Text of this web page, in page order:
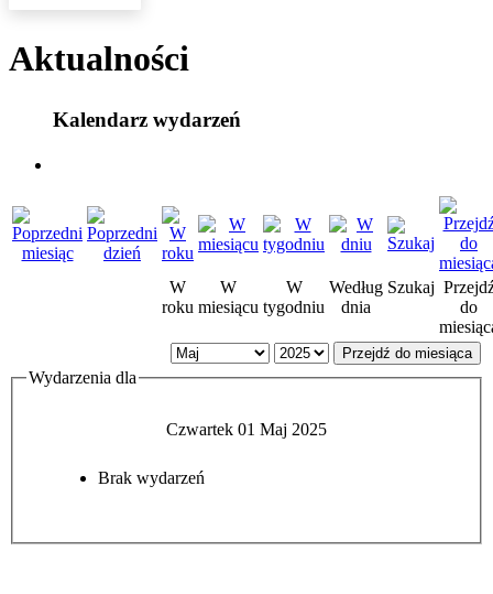
Aktualności
Kalendarz wydarzeń
W
roku
W
miesiącu
W
tygodniu
Według
dnia
Szukaj
do
Przejdź do miesiąca
Wydarzenia dla
Czwartek 01 Maj 2025
Brak wydarzeń